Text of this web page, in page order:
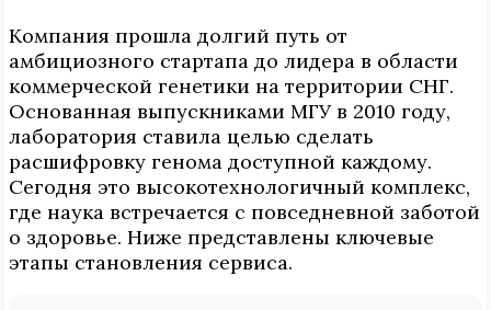
Компания прошла долгий путь от
амбициозного стартапа до лидера в области
коммерческой генетики на территории СНГ.
Основанная выпускниками МГУ в 2010 году,
лаборатория ставила целью сделать
расшифровку генома доступной каждому.
Сегодня это высокотехнологичный комплекс,
где наука встречается с повседневной заботой
о здоровье. Ниже представлены ключевые
этапы становления сервиса.